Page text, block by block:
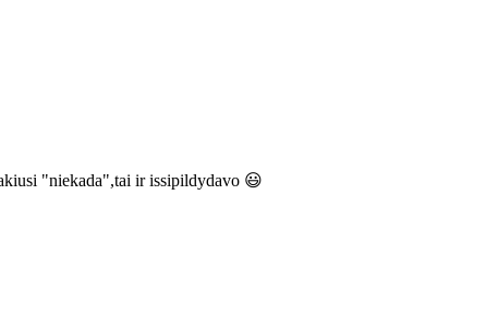
"niekada",tai ir issipildydavo 😃